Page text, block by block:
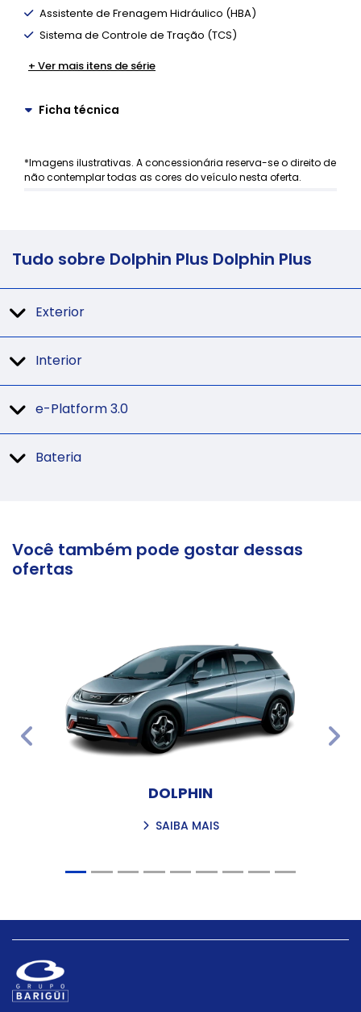
Assistente de Frenagem Hidráulico (HBA)
Sistema de Controle de Tração (TCS)
+ Ver mais itens de série
Ficha técnica
*Imagens ilustrativas. A concessionária reserva-se o direito de
não contemplar todas as cores do veículo nesta oferta.
Tudo sobre Dolphin Plus Dolphin Plus
Exterior
Interior
e-Platform 3.0
Bateria
Você também pode gostar dessas
ofertas
DOLPHIN
SAIBA MAIS
templates.template-